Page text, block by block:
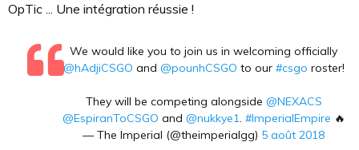
OpTic ... Une intégration réussie !
We would like you to join us in welcoming officially
@hAdjiCSGO and @pounhCSGO to our #csgo roster!
They will be competing alongside @NEXACS
@EspiranToCSGO and @nukkye1. #ImperialEmpire 🔥
— The Imperial (@theimperialgg) 5 août 2018